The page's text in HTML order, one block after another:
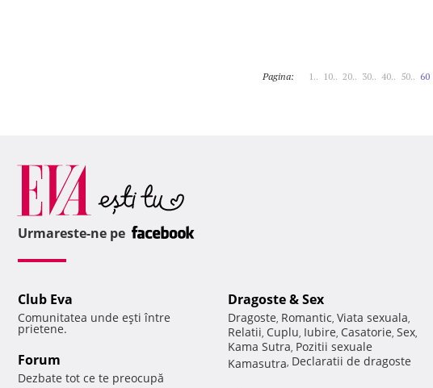
Pagina: 1.. 10.. 20.. 30.. 40.. 50.. 60
Urmareste-ne pe
Club Eva
Comunitatea unde eşti între
prietene.
Forum
Dezbate tot ce te preocupă
Dragoste & Sex
Dragoste, Romantic, Viata sexuala,
Relatii, Cuplu, Iubire, Casatorie, Sex,
Kama Sutra, Pozitii sexuale
Kamasutra, Declaratii de dragoste